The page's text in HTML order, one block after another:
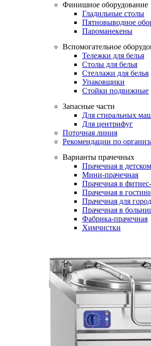
Финишное оборудование
Гладильные столы
Пятновыводное
Пароманекены
Вспомогательное
Тележки для белья
Столы для белья
Стеллажи для белья
Упаковщики
Стойки подвижные
Запасные части
Для стиральных
Для центрифуг
Поточная линия
Рекомендации по
Варианты прачечных
Прачечная в
Мини-прачечная
Прачечная в
Прачечная в
Прачечная для
Прачечная в
Фабрика-прачечная
Химчистки